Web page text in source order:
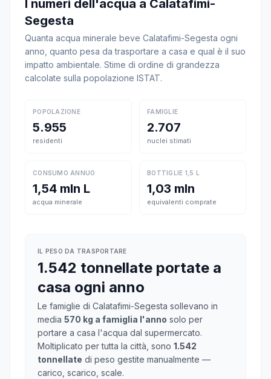
I numeri dell'acqua a Calatafimi-
Segesta
Quanta acqua minerale beve Calatafimi-Segesta ogni
anno, quanto pesa da trasportare a casa e qual è il suo
impatto ambientale. Stime di ordine di grandezza
calcolate sulla popolazione ISTAT.
POPOLAZIONE
5.955
residenti
FAMIGLIE
2.707
nuclei stimati
CONSUMO ANNUO
1,54 mln L
acqua minerale
BOTTIGLIE 1,5 L
1,03 mln
equivalenti comprate
IL PESO DA TRASPORTARE
1.542 tonnellate portate a
casa ogni anno
Le famiglie di Calatafimi-Segesta sollevano in
media 570 kg a famiglia l'anno solo per
portare a casa l'acqua dal supermercato.
Moltiplicato per tutta la città, sono 1.542
tonnellate di peso gestite manualmente —
carico, scarico, scale.